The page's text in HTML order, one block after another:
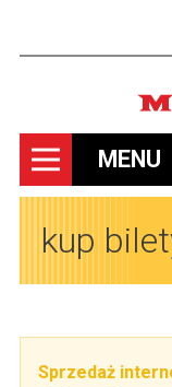
MENU
kup
Sprzedaż